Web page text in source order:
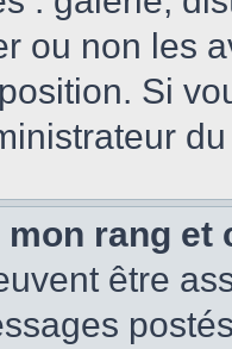
ou non les
Si
mon rang
être